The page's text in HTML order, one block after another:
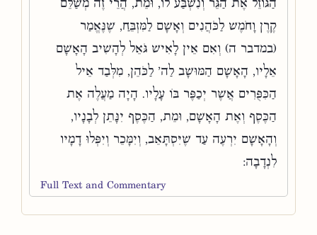
הַגּוֹזֵל אֶת הַגֵּר וְנִשְׁבַּע לוֹ, וּמֵת, הֲרֵי זֶה מְשַׁלֵּם
קֶרֶן וָחֹמֶשׁ לַכֹּהֲנִים וְאָשָׁם לַמִּזְבֵּחַ, שֶׁנֶּאֱמַר
(במדבר ה) וְאִם אֵין לָאִישׁ גֹּאֵל לְהָשִׁיב הָאָשָׁם
אֵלָיו, הָאָשָׁם הַמּוּשָׁב לַה' לַכֹּהֵן, מִלְּבַד אֵיל
הַכִּפֻּרִים אֲשֶׁר יְכַפֶּר בּוֹ עָלָיו. הָיָה מַעֲלֶה אֶת
הַכֶּסֶף וְאֶת הָאָשָׁם, וּמֵת, הַכֶּסֶף יִנָּתֵן לְבָנָיו,
וְהָאָשָׁם יִרְעֶה עַד שֶׁיִּסְתָּאֵב, וְיִמָּכֵר וְיִפְּלוּ דָמָיו
לִנְדָבָה:
Full Text and Commentary